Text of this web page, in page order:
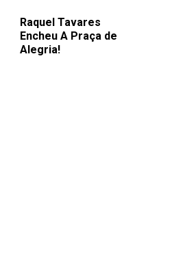
Raquel Tavares
Encheu A Praça de
Alegria!